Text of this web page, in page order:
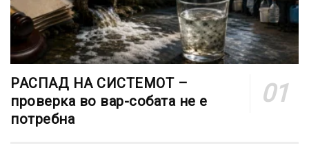
РАСПАД НА СИСТЕМОТ –
проверка во вар-собата не е
потребна